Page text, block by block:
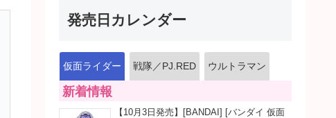
発売日カレンダー
仮面ライダー 戦隊／PJ.RED ウルトラマン
新着情報
【10月3日発売】[BANDAI] [バンダイ 仮面